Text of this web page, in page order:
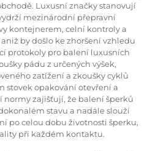
Luxusní značky stanovují
mezinárodní přepravní
kontejnerem, celní kontroly a
by došlo ke zhoršení vzhledu
protokoly pro balení luxusních
pádu z určených výšek,
zatížení a zkoušky cyklů
stovek opakování otevření a
normy zajišťují, že balení šperků
stavu a nadále slouží
po celou dobu životnosti šperku,
při každém kontaktu.